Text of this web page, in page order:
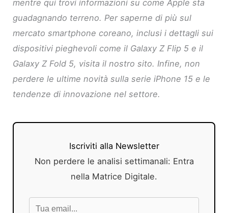
mentre qui trovi informazioni su come Apple sta
guadagnando terreno. Per saperne di più sul
mercato smartphone coreano, inclusi i dettagli sui
dispositivi pieghevoli come il Galaxy Z Flip 5 e il
Galaxy Z Fold 5, visita il nostro sito. Infine, non
perdere le ultime novità sulla serie iPhone 15 e le
tendenze di innovazione nel settore.
Iscriviti alla Newsletter
Non perdere le analisi settimanali: Entra
nella Matrice Digitale.